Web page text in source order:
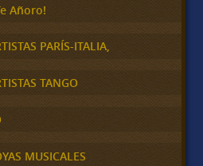
Añoro!
PARÍS-ITALIA,
TANGO
MUSICALES